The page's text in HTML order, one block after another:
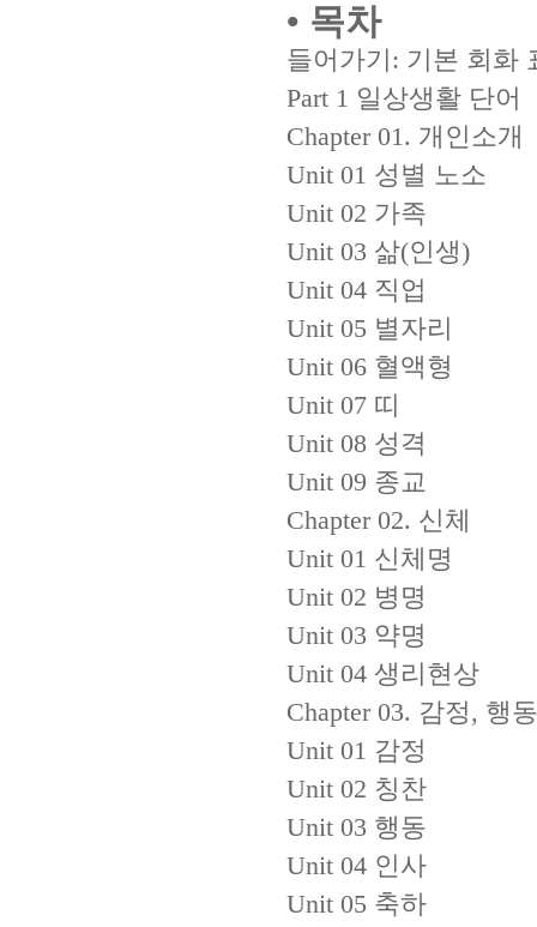
• 목차
들어가기: 기본 회화
Part 1 일상생활 단어
Chapter 01. 개인소개
Unit 01 성별 노소
Unit 02 가족
Unit 03 삶(인생)
Unit 04 직업
Unit 05 별자리
Unit 06 혈액형
Unit 07 띠
Unit 08 성격
Unit 09 종교
Chapter 02. 신체
Unit 01 신체명
Unit 02 병명
Unit 03 약명
Unit 04 생리현상
Chapter 03. 감정, 행
Unit 01 감정
Unit 02 칭찬
Unit 03 행동
Unit 04 인사
Unit 05 축하